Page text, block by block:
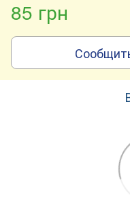
85 грн